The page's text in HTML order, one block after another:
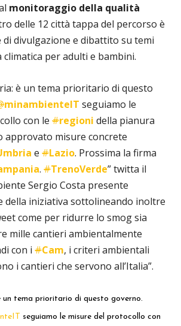
monitoraggio della qualità
delle 12 città tappa del percorso è
di divulgazione e dibattito su temi
per adulti e bambini.
è un tema prioritario di questo
minambienteIT seguiamo le
con le #regioni della pianura
approvato misure concrete
e #Lazio. Prossima la firma
. #TrenoVerde” twitta il
Sergio Costa presente
della iniziativa sottolineando inoltre
come per ridurre lo smog sia
mille cantieri ambientalmente
con i #Cam, i criteri ambientali
i cantieri che servono all’Italia”.
un tema prioritario di questo governo.
seguiamo le misure del protocollo con